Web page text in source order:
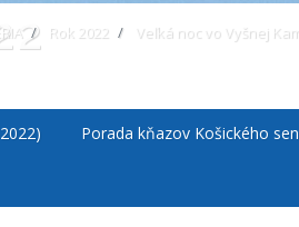
Rok 2022 Veľká noc vo Vyšnej
Porada kňazov Košického